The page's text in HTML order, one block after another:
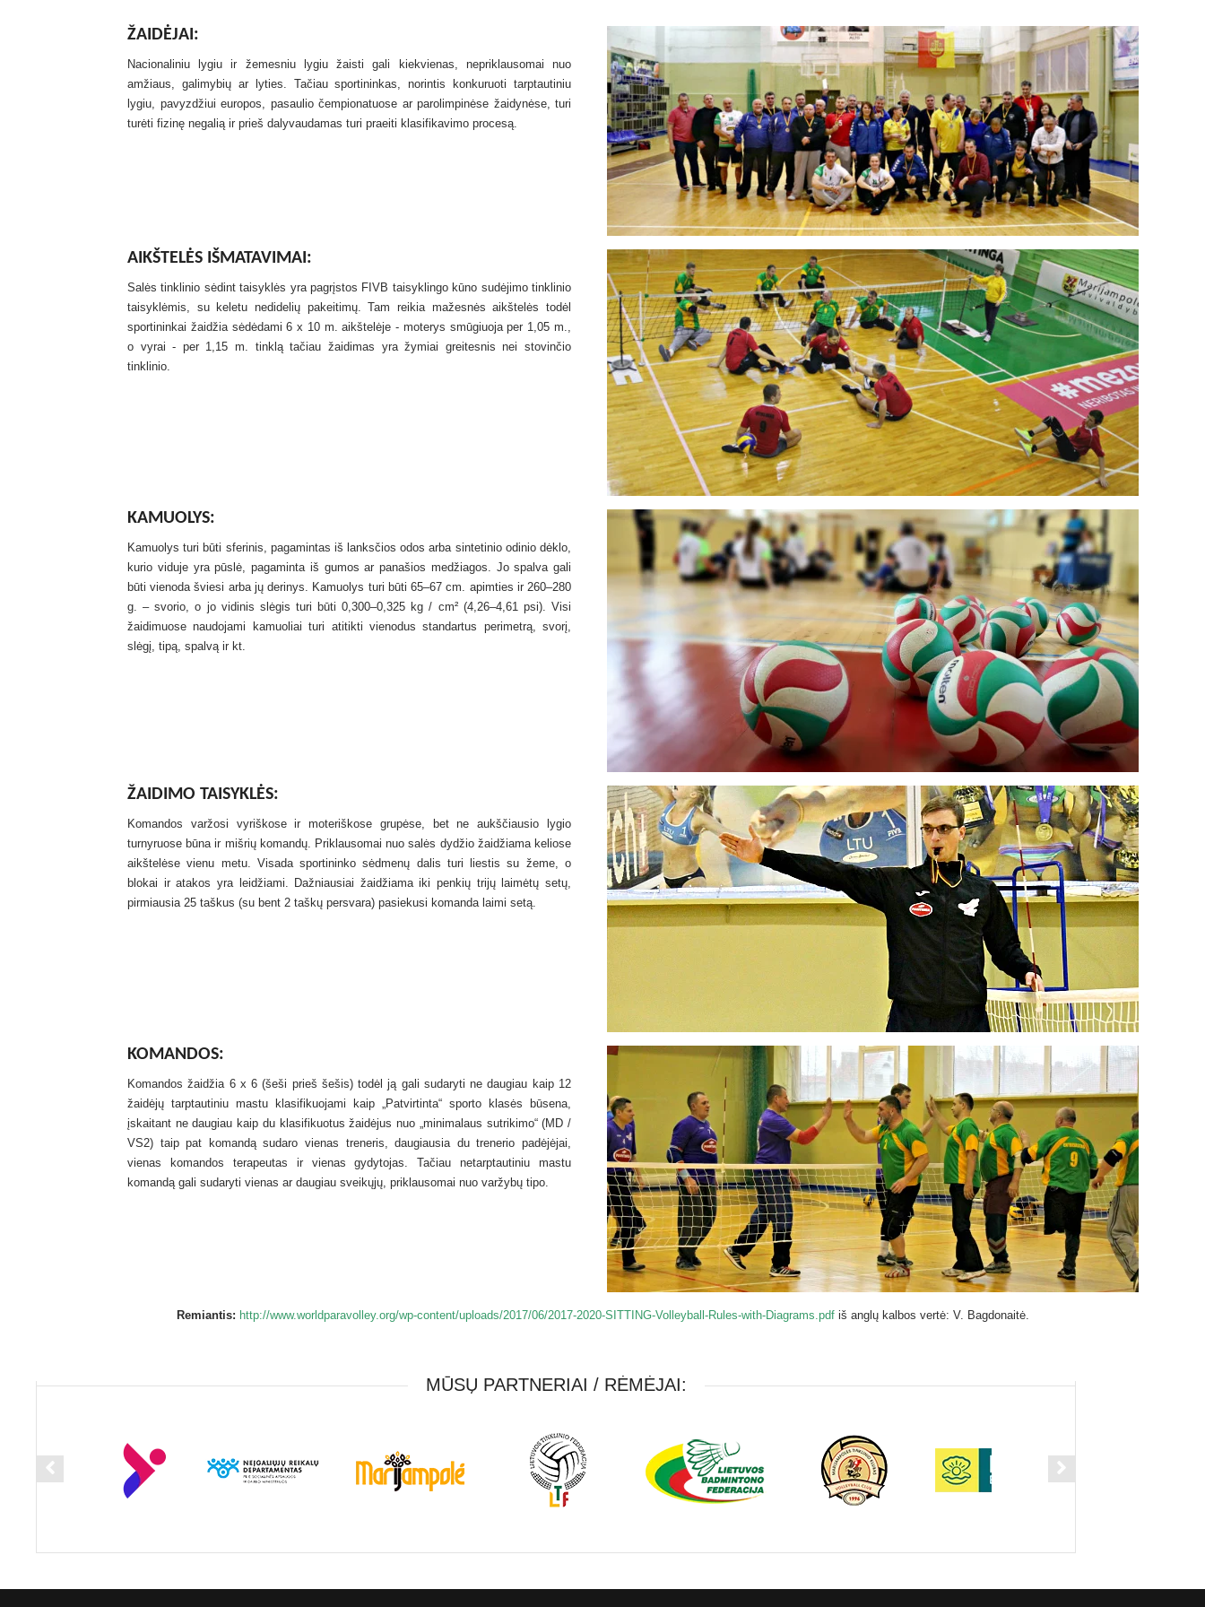
ŽAIDĖJAI:
Nacionaliniu lygiu ir žemesniu lygiu žaisti gali kiekvienas, nepriklausomai nuo
amžiaus, galimybių ar lyties. Tačiau sportininkas, norintis konkuruoti tarptautiniu
lygiu, pavyzdžiui europos, pasaulio čempionatuose ar parolimpinėse žaidynėse, turi
turėti fizinę negalią ir prieš dalyvaudamas turi praeiti klasifikavimo procesą.
AIKŠTELĖS IŠMATAVIMAI:
Salės tinklinio sėdint taisyklės yra pagrįstos FIVB taisyklingo kūno sudėjimo tinklinio
taisyklėmis, su keletu nedidelių pakeitimų. Tam reikia mažesnės aikštelės todėl
sportininkai žaidžia sėdėdami 6 x 10 m. aikštelėje - moterys smūgiuoja per 1,05 m.,
o vyrai - per 1,15 m. tinklą tačiau žaidimas yra žymiai greitesnis nei stovinčio
tinklinio.
KAMUOLYS:
Kamuolys turi būti sferinis, pagamintas iš lanksčios odos arba sintetinio odinio dėklo,
kurio viduje yra pūslė, pagaminta iš gumos ar panašios medžiagos. Jo spalva gali
būti vienoda šviesi arba jų derinys. Kamuolys turi būti 65–67 cm. apimties ir 260–280
g. – svorio, o jo vidinis slėgis turi būti 0,300–0,325 kg / cm² (4,26–4,61 psi). Visi
žaidimuose naudojami kamuoliai turi atitikti vienodus standartus perimetrą, svorį,
slėgį, tipą, spalvą ir kt.
ŽAIDIMO TAISYKLĖS:
Komandos varžosi vyriškose ir moteriškose grupėse, bet ne aukščiausio lygio
turnyruose būna ir mišrių komandų. Priklausomai nuo salės dydžio žaidžiama keliose
aikštelėse vienu metu. Visada sportininko sėdmenų dalis turi liestis su žeme, o
blokai ir atakos yra leidžiami. Dažniausiai žaidžiama iki penkių trijų laimėtų setų,
pirmiausia 25 taškus (su bent 2 taškų persvara) pasiekusi komanda laimi setą.
KOMANDOS:
Komandos žaidžia 6 x 6 (šeši prieš šešis) todėl ją gali sudaryti ne daugiau kaip 12
žaidėjų tarptautiniu mastu klasifikuojami kaip „Patvirtinta“ sporto klasės būsena,
įskaitant ne daugiau kaip du klasifikuotus žaidėjus nuo „minimalaus sutrikimo“ (MD /
VS2) taip pat komandą sudaro vienas treneris, daugiausia du trenerio padėjėjai,
vienas komandos terapeutas ir vienas gydytojas. Tačiau netarptautiniu mastu
komandą gali sudaryti vienas ar daugiau sveikųjų, priklausomai nuo varžybų tipo.
Remiantis: http://www.worldparavolley.org/wp-content/uploads/2017/06/2017-2020-SITTING-Volleyball-Rules-with-Diagrams.pdfiš anglų kalbos vertė: V. Bagdonaitė.
MŪSŲ PARTNERIAI / RĖMĖJAI: